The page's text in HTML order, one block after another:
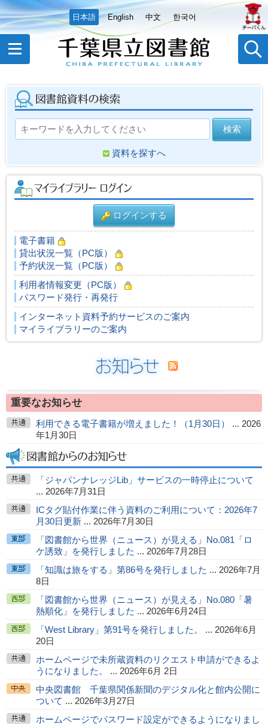
日本語 English 中文 한국어
資料を探すへ
ログインする
電子書籍
貸出状況一覧（PC版）
予約状況一覧（PC版）
利用者情報変更（PC版）
パスワード発行・再発行
インターネット資料予約サービスのご案内
マイライブラリーのご案内
重要なお知らせ
利用できる電子書籍が増えました！（1月30日）
... 2026
年1月30日
「ジャパンナレッジLib」サービスの一時停止について
... 2026年7月31日
ICタグ貼付作業に伴う資料のご利用について：2026年7
月30日更新 ... 2026年7月30日
「図書館から世界（ニュース）が見える」No.081「ロ
ケ誘致」を発行しました ... 2026年7月28日
「知識は旅をする」第86号を発行しました ... 2026年7月
8日
「図書館から世界（ニュース）が見える」No.080「暑
熱順化」を発行しました ... 2026年6月24日
「West Library」第91号を発行しました。
... 2026年6月
20日
ホームページで未所蔵資料のリクエスト申請ができるよ
うになりました。
... 2026年6月 2日
中央図書館 千葉県関係新聞のデジタル化と館内公開に
ついて ... 2026年3月27日
ホームページでパスワード設定ができるようになりまし